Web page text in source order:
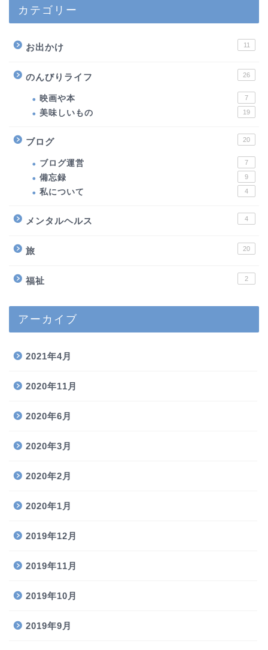
カテゴリー
お出かけ 11
のんびりライフ 26
映画や本 7
美味しいもの 19
ブログ 20
ブログ運営 7
備忘録 9
私について 4
メンタルヘルス 4
旅 20
福祉 2
アーカイブ
2021年4月
2020年11月
2020年6月
2020年3月
2020年2月
2020年1月
2019年12月
2019年11月
2019年10月
2019年9月